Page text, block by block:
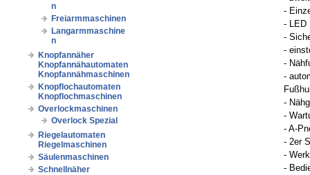
n
Freiarmmaschinen
Langarmmaschine
n
Knopfannäher
Knopfannähautomaten
Knopfannähmaschinen
Knopflochautomaten
Knopflochmaschinen
Overlockmaschinen
Overlock Spezial
Riegelautomaten
Riegelmaschinen
Säulenmaschinen
Schnellnäher
-
- LED
-
-
-
-
-
-
- A-
- 2er
-
-